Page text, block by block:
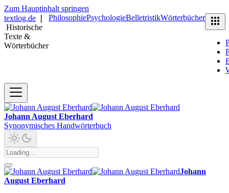
Zum Hauptinhalt springen
textlog.de
Historische
Texte &
Wörterbücher
PhilosophiePsychologieBelletristikWörterbücher
Johann August Eberhard
Synonymisches Handwörterbuch
Johann
August Eberhard